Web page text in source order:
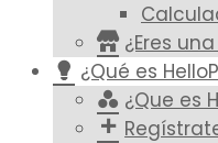
¿Eres
¿Qué es
¿Que es